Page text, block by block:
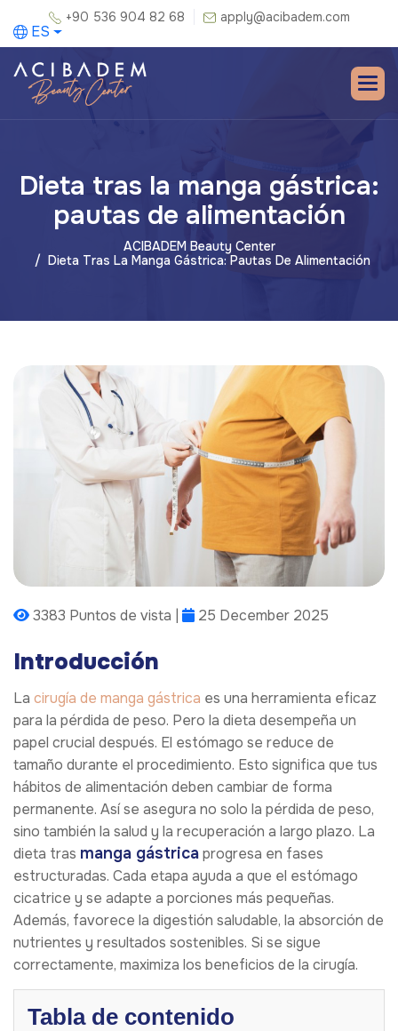
+90 536 904 82 68 apply@acibadem.com
ES
Dieta tras la manga gástrica:
pautas de alimentación
ACIBADEM Beauty Center
Dieta Tras La Manga Gástrica: Pautas De Alimentación
3383 Puntos de vista | 25 December 2025
Introducción
La cirugía de manga gástrica es una herramienta eficaz
para la pérdida de peso. Pero la dieta desempeña un
papel crucial después. El estómago se reduce de
tamaño durante el procedimiento. Esto significa que tus
hábitos de alimentación deben cambiar de forma
permanente. Así se asegura no solo la pérdida de peso,
sino también la salud y la recuperación a largo plazo. La
dieta tras manga gástricaprogresa en fases
estructuradas. Cada etapa ayuda a que el estómago
cicatrice y se adapte a porciones más pequeñas.
Además, favorece la digestión saludable, la absorción de
nutrientes y resultados sostenibles. Si se sigue
correctamente, maximiza los beneficios de la cirugía.
Tabla de contenido